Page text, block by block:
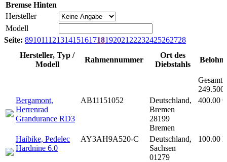
Bremse Hinten
Hersteller
Modell
Seite: 89101112131415161718192021 22232425262728
Hersteller, Typ /
Modell
Rahmennummer
Ort des
Diebstahls
Gesamt
Bergamont,
Herrenrad
Grandurance RD3
AB11151052
Deutschland,
Bremen
28199
Bremen
400.00 €
Haibike, Pedelec
Hardnine 6.0
AY3AH9A520-C
Deutschland,
Sachsen
01279
100.00